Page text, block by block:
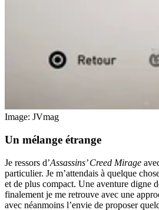
Image: JVmag
Un mélange étrange
Je ressors d’Assassins’ Creed Mirage
particulier. Je m’attendais à quelque
et de plus compact. Une aventure digne
finalement je me retrouve avec une
avec néanmoins l’envie de proposer